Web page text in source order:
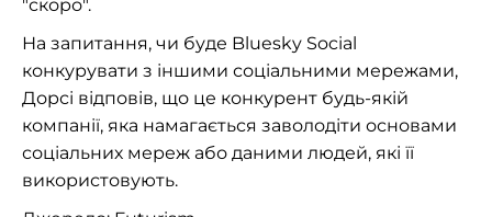
"скоро".
На запитання, чи буде Bluesky Social
конкурувати з іншими соціальними мережами,
Дорсі відповів, що це конкурент будь-якій
компанії, яка намагається заволодіти основами
соціальних мереж або даними людей, які її
використовують.